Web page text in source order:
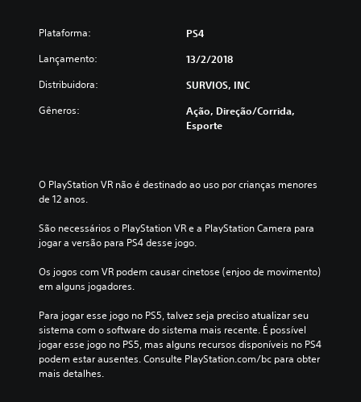
Plataforma: PS4
Lançamento: 13/2/2018
Distribuidora: SURVIOS, INC
Gêneros:
Ação, Direção/corrida,
Esporte
O PlayStation VR não é destinado ao uso por crianças menores
de 12 anos.
São necessários o PlayStation VR e a PlayStation Camera para
jogar a versão para PS4 desse jogo.
Os jogos com VR podem causar cinetose (enjoo de movimento)
em alguns jogadores.
Para jogar esse jogo no PS5, talvez seja preciso atualizar seu
sistema com o software do sistema mais recente. É possível
jogar esse jogo no PS5, mas alguns recursos disponíveis no PS4
podem estar ausentes. Consulte PlayStation.com/bc para obter
mais detalhes.